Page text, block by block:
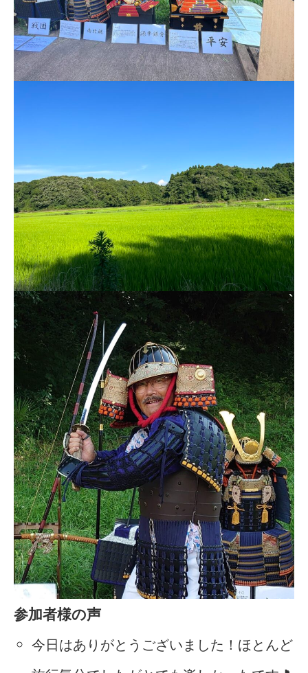
参加者様の声
今日はありがとうございました！ほとんど